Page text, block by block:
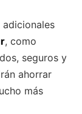
, como
seguros y
ahorrar
más